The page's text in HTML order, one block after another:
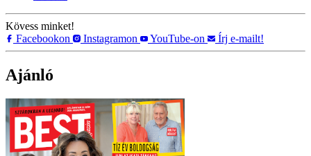
Kövess minket!
Facebookon
Instagramon YouTube-on Írj e-mailt!
Ajánló